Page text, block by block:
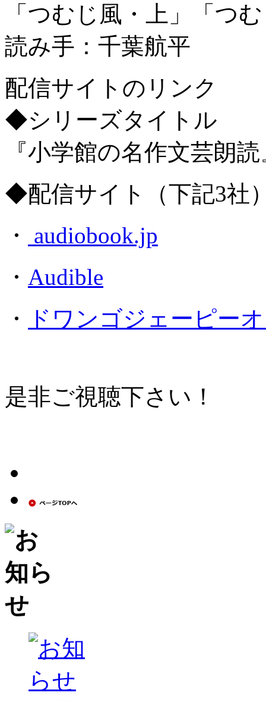
「つむじ風・上」「つ
読み手：千葉航平
配信サイトのリンク
◆シリーズタイトル
『小学館の名作文芸朗
◆配信サイト（下記3社
・
audiobook.jp
・ Audible
・
ドワンゴジェーピー
是非ご視聴下さい！